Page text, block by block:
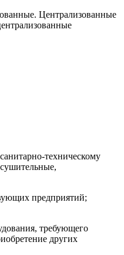
Централизованные
техническому
предприятий;
требующего
других